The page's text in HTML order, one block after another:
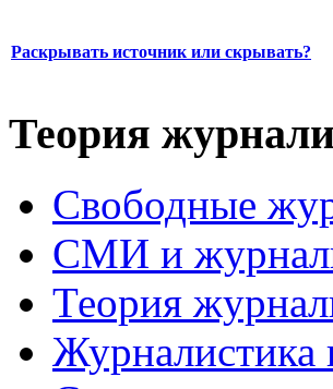
Раскрывать источник или скрывать?
Теория
Свободные
СМИ и
Теория
Журналистика